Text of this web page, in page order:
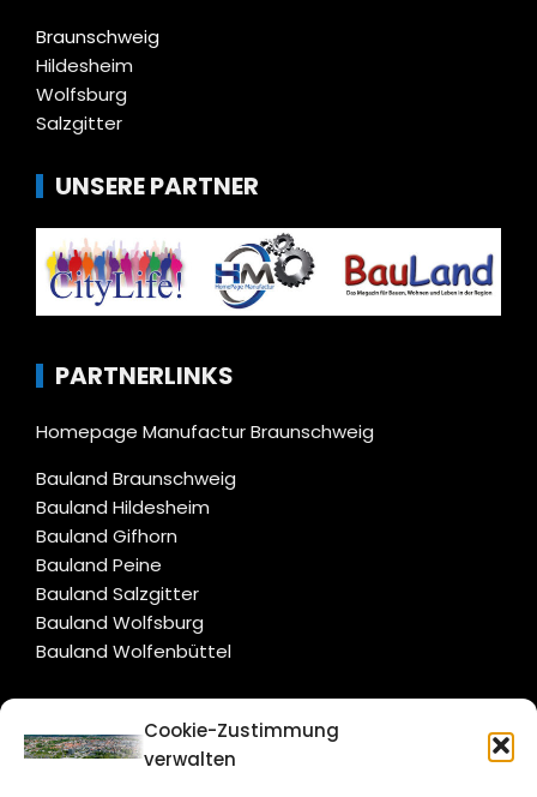
Cookie-Zustimmung
verwalten
Braunschweig
Hildesheim
Wolfsburg
Salzgitter
UNSERE PARTNER
PARTNERLINKS
Homepage Manufactur Braunschweig
Bauland Braunschweig
Bauland Hildesheim
Bauland Gifhorn
Bauland Peine
Bauland Salzgitter
Bauland Wolfsburg
Bauland Wolfenbüttel
CITYLIFE!